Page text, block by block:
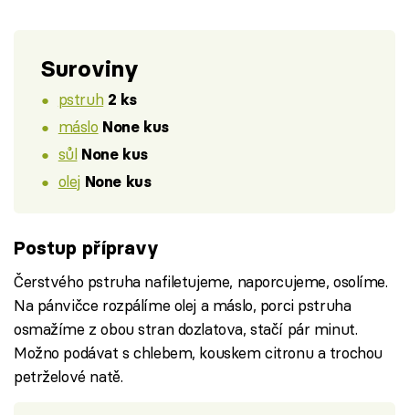
Suroviny
pstruh 2 ks
máslo None kus
sůl None kus
olej None kus
Postup přípravy
Čerstvého pstruha nafiletujeme, naporcujeme, osolíme.
Na pánvičce rozpálíme olej a máslo, porci pstruha
osmažíme z obou stran dozlatova, stačí pár minut.
Možno podávat s chlebem, kouskem citronu a trochou
petrželové natě.